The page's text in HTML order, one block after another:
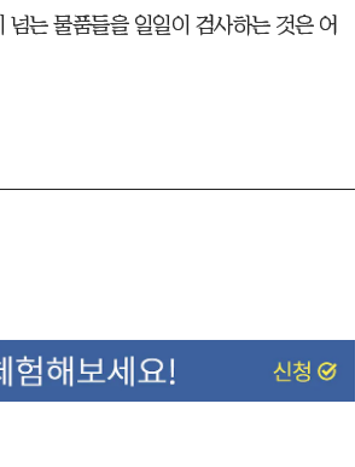
는 물품들을 일일이 검사하는 것은 어